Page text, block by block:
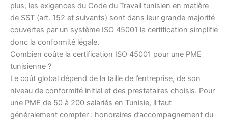
plus, les exigences du Code du Travail tunisien en matière
de SST (art. 152 et suivants) sont dans leur grande majorité
couvertes par un système ISO 45001 la certification simplifie
donc la conformité légale.
Combien coûte la certification ISO 45001 pour une PME
tunisienne ?
Le coût global dépend de la taille de l’entreprise, de son
niveau de conformité initial et des prestataires choisis. Pour
une PME de 50 à 200 salariés en Tunisie, il faut
généralement compter : honoraires d’accompagnement du